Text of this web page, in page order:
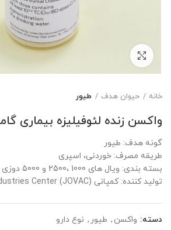
برای بزرگنمایی کلیک کنید
خانه حیوان هدف طیور
واکسن زنده لئوفیلیزه بیماری
گونه هدف: طیور
طریقه مصرف: خوردنی، اسپری
بسته بندی: ویال های 1000 ،2500 و 5000 دوزی
تولید کننده:کمپانی Center (JOVAC)
دسته: واکسن , طیور , نوع دارو